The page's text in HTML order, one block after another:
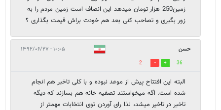
زمین250 هزار تومان میدهد این انصاف است زمین مردم را به
زور بگیری و تصاحب کنی بعد هم خودت براش قیمت بگذاری ؟
حسن ۱۰:۰۵ - ۱۳۹۲/۰۶/۲۷
36
2
البته این افتتاح پیش از موعد نبوده و با کلی تاخیر هم انجام
شده است. اگه میخواستند تصفیه خانه هم بسازند که دیگه
تاخیر در تاخیر میشد، لذا رای آوردن توی انتخابات مهمتر از